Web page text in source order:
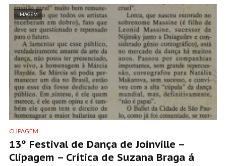
IMAGEM
CLIPAGEM
13º Festival de Dança de Joinville –
Clipagem – Crítica de Suzana Braga á